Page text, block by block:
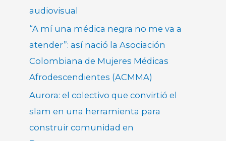
audiovisual
“A mí una médica negra no me va a
atender”: así nació la Asociación
Colombiana de Mujeres Médicas
Afrodescendientes (ACMMA)
Aurora: el colectivo que convirtió el
slam en una herramienta para
construir comunidad en